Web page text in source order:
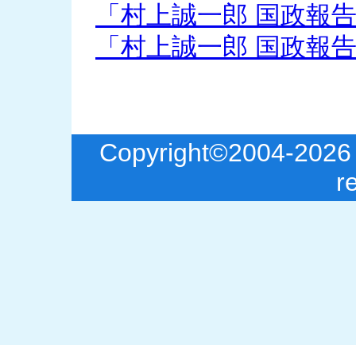
「村上誠一郎 国政報
「村上誠一郎 国政報
Copyright©2004-